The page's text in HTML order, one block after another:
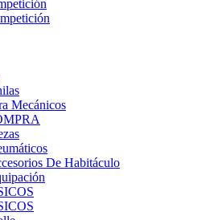
Mecánicos
De Habitáculo